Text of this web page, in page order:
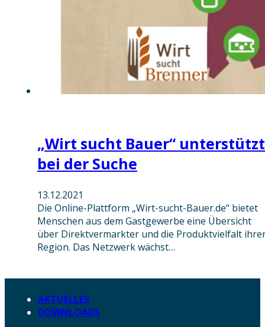
„Wirt sucht Bauer“ unterstützt
bei der Suche
13.12.2021
Die Online-Plattform „Wirt-sucht-Bauer.de“ bietet
Menschen aus dem Gastgewerbe eine Übersicht
über Direktvermarkter und die Produktvielfalt
Region. Das Netzwerk wächst…
AKTUELLES
DOWNLOADS